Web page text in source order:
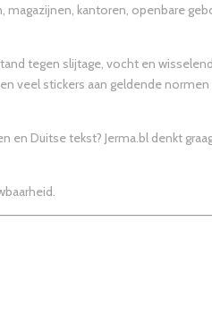
kantoren, openbare
tegen slijtage, vocht en
veel stickers aan geldende normen
Duitse tekst? Jerma.bl denkt